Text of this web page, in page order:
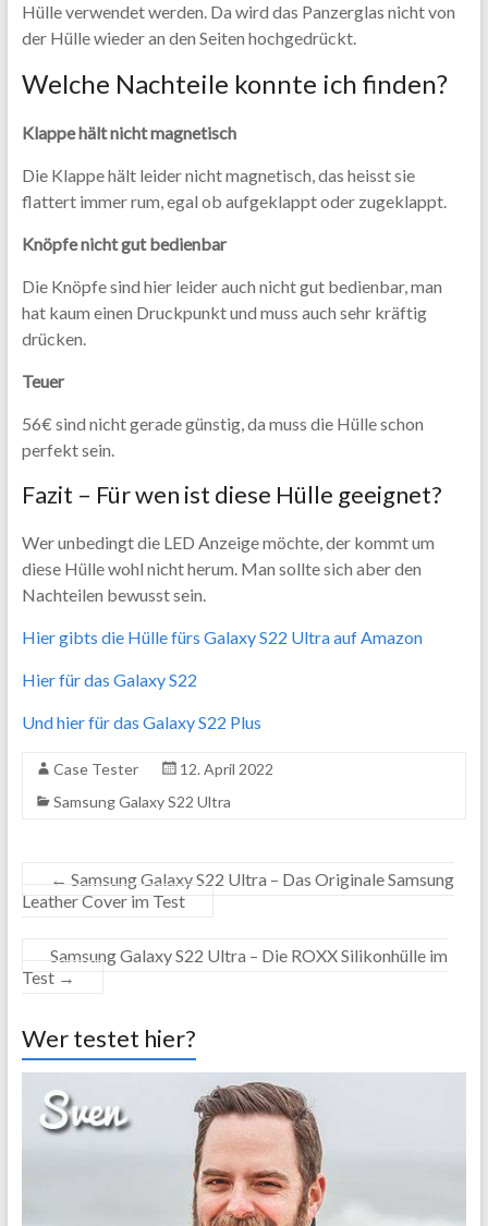
Hülle verwendet werden. Da wird das Panzerglas nicht von
der Hülle wieder an den Seiten hochgedrückt.
Welche Nachteile konnte ich finden?
Klappe hält nicht magnetisch
Die Klappe hält leider nicht magnetisch, das heisst sie
flattert immer rum, egal ob aufgeklappt oder zugeklappt.
Knöpfe nicht gut bedienbar
Die Knöpfe sind hier leider auch nicht gut bedienbar, man
hat kaum einen Druckpunkt und muss auch sehr kräftig
drücken.
Teuer
56€ sind nicht gerade günstig, da muss die Hülle schon
perfekt sein.
Fazit – Für wen ist diese Hülle geeignet?
Wer unbedingt die LED Anzeige möchte, der kommt um
diese Hülle wohl nicht herum. Man sollte sich aber den
Nachteilen bewusst sein.
Hier gibts die Hülle fürs Galaxy S22 Ultra auf Amazon
Hier für das Galaxy S22
Und hier für das Galaxy S22 Plus
Case Tester
12. April 2022
Samsung Galaxy S22 Ultra
← Samsung Galaxy S22 Ultra – Das Originale Samsung
Leather Cover im Test
Samsung Galaxy S22 Ultra – Die ROXX Silikonhülle im
Test →
Wer testet hier?